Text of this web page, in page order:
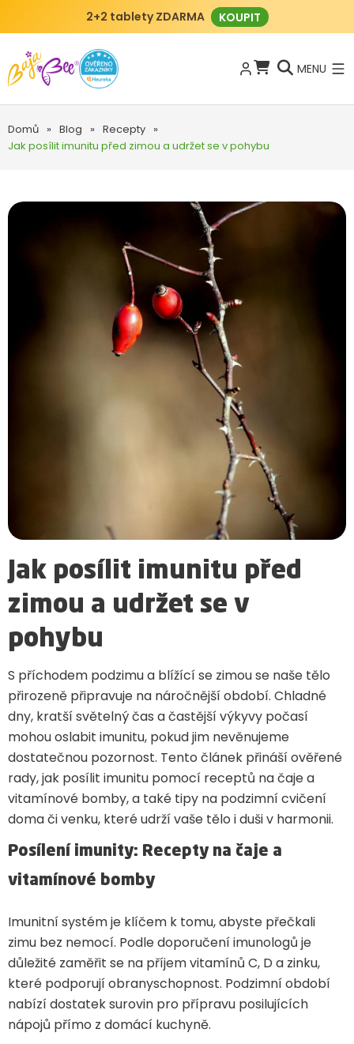
2+2 tablety ZDARMA KOUPIT
MENU
Domů » Blog » Recepty »
Jak posílit imunitu před zimou a udržet se v pohybu
Jak posílit imunitu před
zimou a udržet se v
pohybu
S příchodem podzimu a blížící se zimou se naše tělo
přirozeně připravuje na náročnější období. Chladné
dny, kratší světelný čas a častější výkyvy počasí
mohou oslabit imunitu, pokud jim nevěnujeme
dostatečnou pozornost. Tento článek přináší ověřené
rady, jak posílit imunitu pomocí receptů na čaje a
vitamínové bomby, a také tipy na podzimní cvičení
doma či venku, které udrží vaše tělo i duši v harmonii.
Posílení imunity: Recepty na čaje a
vitamínové bomby
Imunitní systém je klíčem k tomu, abyste přečkali
zimu bez nemocí. Podle doporučení imunologů je
důležité zaměřit se na příjem vitamínů C, D a zinku,
které podporují obranyschopnost. Podzimní období
nabízí dostatek surovin pro přípravu posilujících
nápojů přímo z domácí kuchyně.